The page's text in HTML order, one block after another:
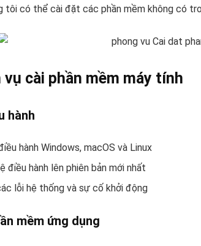
tôi có thể cài đặt các phần mềm không có
vụ cài phần mềm máy tính
hành
hành Windows, macOS và Linux
điều hành lên phiên bản mới nhất
lỗi hệ thống và sự cố khởi động
mềm ứng dụng